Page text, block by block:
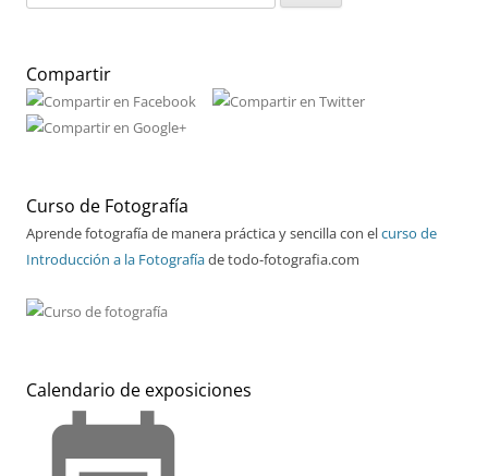
Compartir
Curso de Fotografía
Aprende fotografía de manera práctica y sencilla con elcurso de
Introducción a la Fotografíade todo-fotografia.com
Calendario de exposiciones